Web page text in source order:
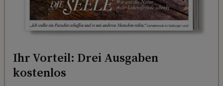
Ihr Vorteil: Drei Ausgaben
kostenlos